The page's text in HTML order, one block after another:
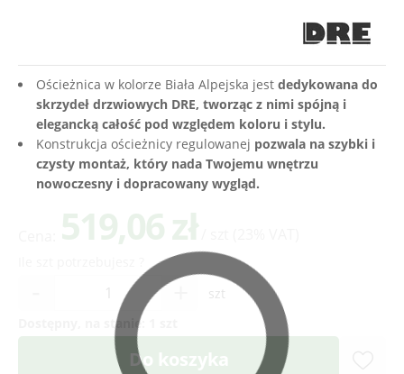
Ościeżnica w kolorze Biała Alpejska jest dedykowana do
skrzydeł drzwiowych DRE, tworząc z nimi spójną i
elegancką całość pod względem koloru i stylu.
Konstrukcja ościeżnicy regulowanej pozwala na szybki i
czysty montaż, który nada Twojemu wnętrzu
nowoczesny i dopracowany wygląd.
+
szt
Dostępny, na stanie:
Do koszyka